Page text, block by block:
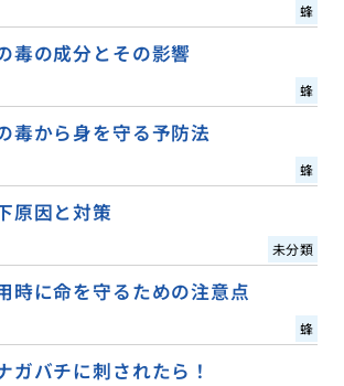
蜂
毒の成分とその影響
蜂
毒から身を守る予防法
蜂
原因と対策
未分類
時に命を守るための注意点
蜂
ガバチに刺されたら！